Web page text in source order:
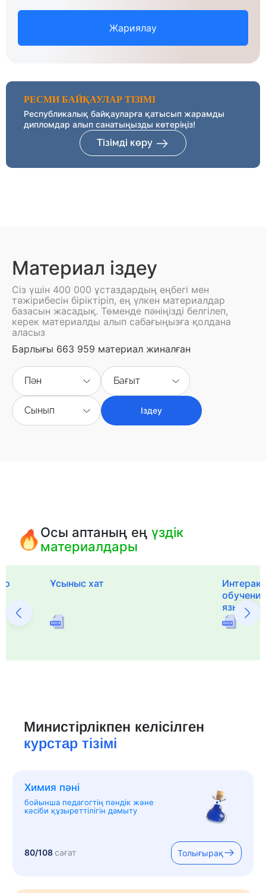
Жариялау
РЕСМИ БАЙҚАУЛАР ТІЗІМІ
Республикалық байқауларға қатысып жарамды
дипломдар алып санатыңызды көтеріңіз!
Тізімді көру
Материал іздеу
Сіз үшін 400 000 ұстаздардың еңбегі мен
тәжірибесін біріктіріп, ең үлкен материалдар
базасын жасадық. Төменде пәніңізді белгілеп,
керек материалды алып сабағыңызға қолдана
аласыз
Барлығы 663 959 материал жиналған
Пән Бағыт
Сынып Іздеу
Осы аптаның еңүздік
материалдары
Ұсыныс хат
языка и
Министірлікпен келісілген
курстар тізімі
Химия пәні
бойынша педагогтің пәндік және
кәсіби құзыреттілігін дамыту
80/108сағат Толығырақ